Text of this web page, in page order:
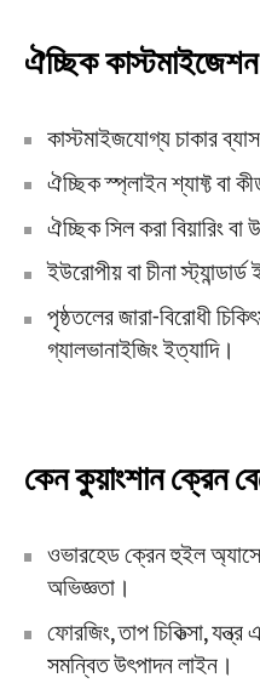
ঐচ্ছিক কাস্টমাইজেশন
কাস্টমাইজযোগ্য চাকার
ঐচ্ছিক স্প্লাইন শ্যাফ্ট বা
ঐচ্ছিক সিল করা বিয়ারিং বা
ইউরোপীয় বা চীনা
পৃষ্ঠতলের জারা-বিরোধী
গ্যালভানাইজিং ইত্যাদি।
কেন কুয়াংশান ক্রেন
ওভারহেড ক্রেন হুইল
অভিজ্ঞতা।
ফোরজিং, তাপ চিকিত্সা,
সমন্বিত উৎপাদন লাইন।